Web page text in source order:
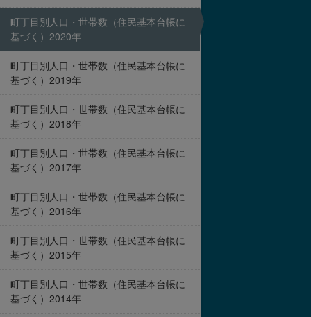
町丁目別人口・世帯数（住民基本台帳に
基づく）2020年
町丁目別人口・世帯数（住民基本台帳に
基づく）2019年
町丁目別人口・世帯数（住民基本台帳に
基づく）2018年
町丁目別人口・世帯数（住民基本台帳に
基づく）2017年
町丁目別人口・世帯数（住民基本台帳に
基づく）2016年
町丁目別人口・世帯数（住民基本台帳に
基づく）2015年
町丁目別人口・世帯数（住民基本台帳に
基づく）2014年